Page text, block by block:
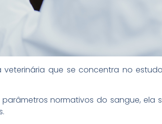
que se concentra no
normativos do sangue, ela